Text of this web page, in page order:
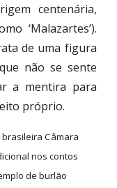
centenária,
‘Malazartes’).
de uma figura
não se sente
a mentira para
próprio.
Câmara
nos contos
de burlão